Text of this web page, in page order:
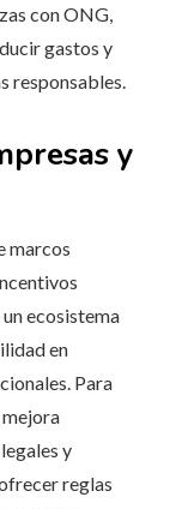
con ONG,
gastos y
responsables.
y
marcos
ecosistema
en
Para
y
reglas